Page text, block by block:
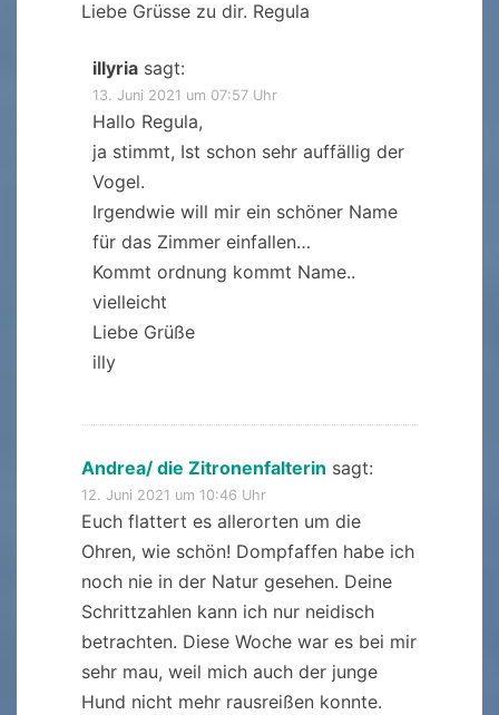
Liebe Grüsse zu dir. Regula
illyria sagt:
13. Juni 2021 um 07:57 Uhr
Hallo Regula,
ja stimmt, Ist schon sehr auffällig der
Vogel.
Irgendwie will mir ein schöner Name
für das Zimmer einfallen…
Kommt ordnung kommt Name..
vielleicht
Liebe Grüße
illy
Andrea/ die Zitronenfalterin sagt:
12. Juni 2021 um 10:46 Uhr
Euch flattert es allerorten um die
Ohren, wie schön! Dompfaffen habe ich
noch nie in der Natur gesehen. Deine
Schrittzahlen kann ich nur neidisch
betrachten. Diese Woche war es bei mir
sehr mau, weil mich auch der junge
Hund nicht mehr rausreißen konnte.